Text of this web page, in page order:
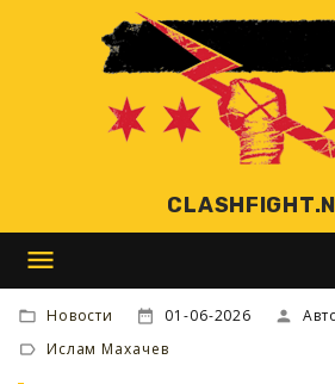
menu
Новости 01-06-2026
Ислам Махачев